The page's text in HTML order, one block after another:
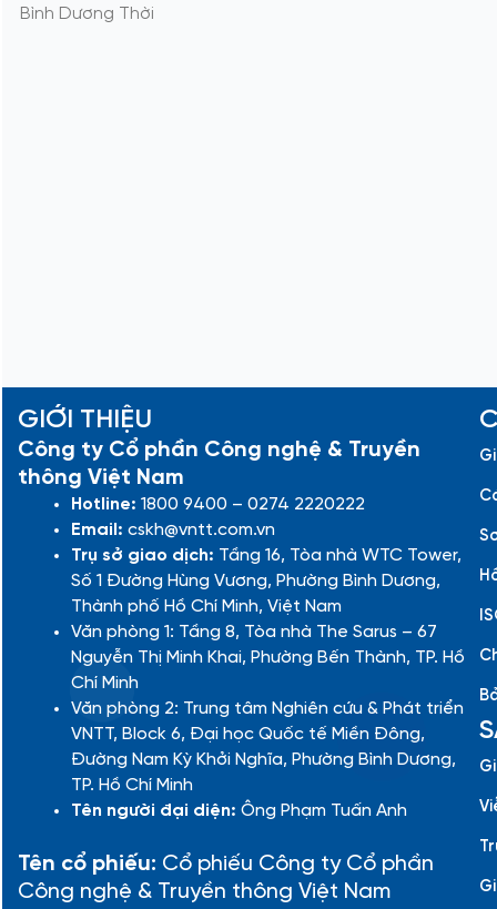
Bình Dương Thời
GIỚI THIỆU
Công ty Cổ phần Công nghệ & Truyền
thông Việt Nam
Hotline: 1800 9400 – 0274 2220222
Email: cskh@vntt.com.vn
Trụ sở giao dịch: Tầng 16, Tòa nhà WTC Tower,
Số 1 Đường Hùng Vương, Phường Bình Dương,
Thành phố Hồ Chí Minh, Việt Nam
Văn phòng 1: Tầng 8, Tòa nhà The Sarus – 67
Nguyễn Thị Minh Khai, Phường Bến Thành, TP. Hồ
Chí Minh
Văn phòng 2: Trung tâm Nghiên cứu & Phát triển
VNTT, Block 6, Đại học Quốc tế Miền Đông,
Đường Nam Kỳ Khởi Nghĩa, Phường Bình Dương,
TP. Hồ Chí Minh
Tên người đại diện: Ông Phạm Tuấn Anh
Tên cổ phiếu: Cổ phiếu Công ty Cổ phần
Công nghệ & Truyền thông Việt Nam